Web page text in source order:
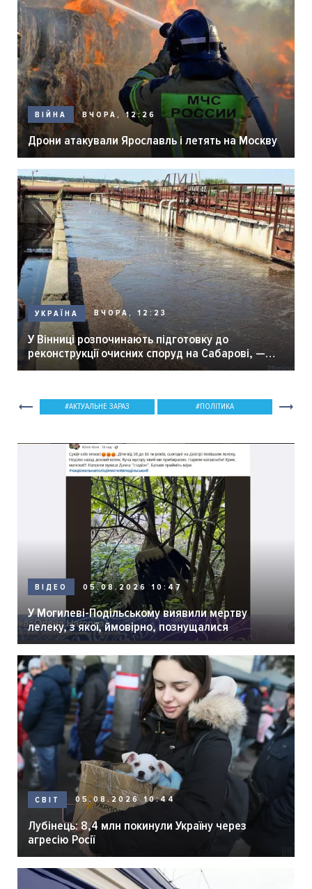
ВІЙНА ВЧОРА, 12:26
Дрони атакували Ярославль і летять на Москву
УКРАЇНА ВЧОРА, 12:23
У Вінниці розпочинають підготовку до
реконструкції очисних споруд на Сабарові, —
мер Вінниці.
АКТУАЛЬНЕ ЗАРАЗ ПОЛІТИКА
ВІДЕО 05.08.2026 10:47
У Могилеві-Подільському виявили мертву
лелеку, з якої, ймовірно, познущалися
СВІТ 05.08.2026 10:44
Лубінець: 8,4 млн покинули Україну через
агресію Росії